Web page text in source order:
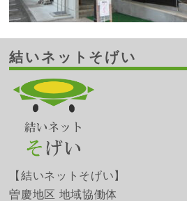
結いネットそげい
【結いネットそげい】
曽慶地区 地域協働体